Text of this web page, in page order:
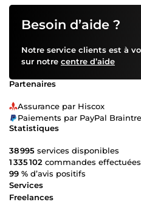
Besoin d’aide ?
Notre service clients est à
sur notre centre d’aide
Partenaires
Assurance par Hiscox
Paiements par PayPal
Statistiques
38 995 services disponibles
1 335 102 commandes effectuées
99 % d’avis positifs
Services
Freelances